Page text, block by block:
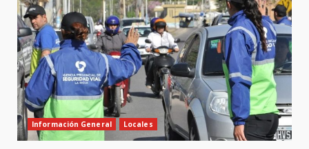
Información General Locales